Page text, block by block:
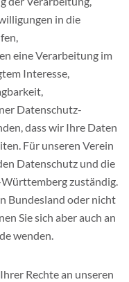
in die
eine Verarbeitung im
Interesse,
Datenschutz-
dass wir Ihre Daten
Für unseren Verein
Datenschutz und die
zuständig.
Bundesland oder nicht
Sie sich aber auch an
wenden.
Rechte an unseren